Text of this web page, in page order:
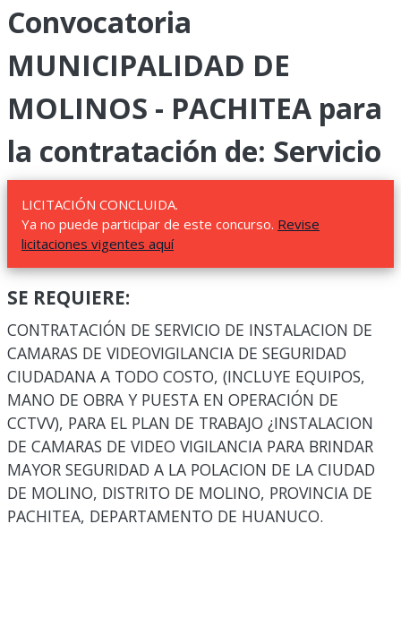
Convocatoria
MUNICIPALIDAD DE
MOLINOS - PACHITEA para
la contratación de: Servicio
LICITACIÓN CONCLUIDA.
Ya no puede participar de este concurso. Revise
licitaciones vigentes aquí
SE REQUIERE:
CONTRATACIÓN DE SERVICIO DE INSTALACION DE
CAMARAS DE VIDEOVIGILANCIA DE SEGURIDAD
CIUDADANA A TODO COSTO, (INCLUYE EQUIPOS,
MANO DE OBRA Y PUESTA EN OPERACIÓN DE
CCTVV), PARA EL PLAN DE TRABAJO ¿INSTALACION
DE CAMARAS DE VIDEO VIGILANCIA PARA BRINDAR
MAYOR SEGURIDAD A LA POLACION DE LA CIUDAD
DE MOLINO, DISTRITO DE MOLINO, PROVINCIA DE
PACHITEA, DEPARTAMENTO DE HUANUCO.